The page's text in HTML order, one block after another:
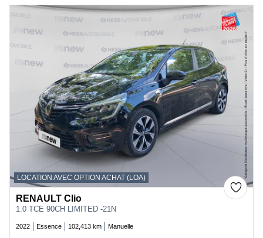
LOCATION AVEC OPTION ACHAT (LOA)
RENAULT Clio
1.0 TCE 90CH LIMITED -21N
2022 Essence 102,413 km Manuelle